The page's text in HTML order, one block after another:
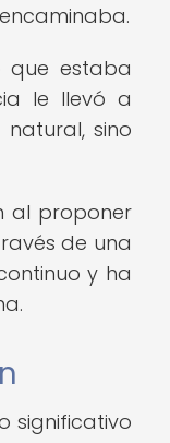
que estaba
le llevó a
sino
al proponer
de una
y ha
significativo